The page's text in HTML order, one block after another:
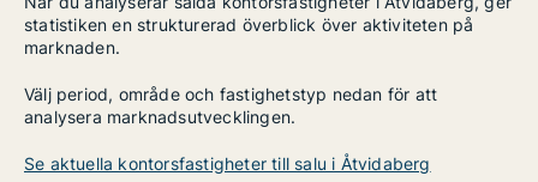
statistiken en strukturerad överblick över aktiviteten på
marknaden.
Välj period, område och fastighetstyp nedan för att
analysera marknadsutvecklingen.
Se aktuella kontorsfastigheter till salu i Åtvidaberg